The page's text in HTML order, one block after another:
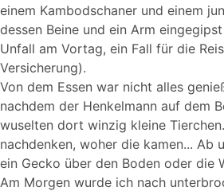
einem Kambodschaner und einem
dessen Beine und ein Arm
Unfall am Vortag, ein Fall für die
Versicherung).
Von dem Essen war nicht alles
nachdem der Henkelmann auf dem
wuselten dort winzig kleine
nachdenken, woher die kamen... Ab
ein Gecko über den Boden oder die
Am Morgen wurde ich nach